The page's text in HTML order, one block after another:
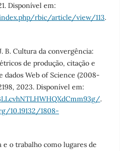
Disponível em:
rbic/article/view/113.
B. Cultura da convergência:
de produção, citação e
dados Web of Science (2008-
2023. Disponível em:
.
10.19132/1808-
e o trabalho como lugares de